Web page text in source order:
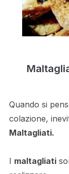
Quando si
colazione,
Maltagliati.
I maltagliati